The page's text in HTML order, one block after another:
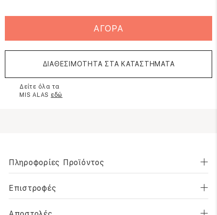
ΑΓΟΡΑ
ΔΙΑΘΕΣΙΜΟΤΗΤΑ ΣΤΑ ΚΑΤΑΣΤΗΜΑΤΑ
Δείτε όλα τα
MIS ALAS εδώ
Πληροφορίες Προϊόντος
Επιστροφές